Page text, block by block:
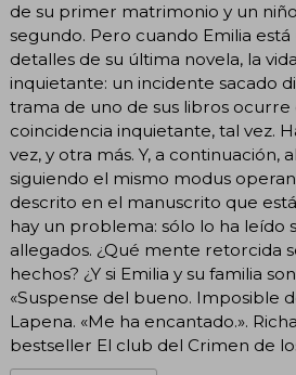
de su primer matrimonio y un
segundo. Pero cuando Emilia
detalles de su última novela, la
inquietante: un incidente sacado
trama de uno de sus libros ocurre
coincidencia inquietante, tal vez.
vez, y otra más. Y, a continuación,
siguiendo el mismo modus
descrito en el manuscrito que
hay un problema: sólo lo ha leído
allegados. ¿Qué mente retorcida
hechos? ¿Y si Emilia y su familia
«Suspense del bueno. Imposible
Lapena. «Me ha encantado.».
bestseller El club del Crimen de